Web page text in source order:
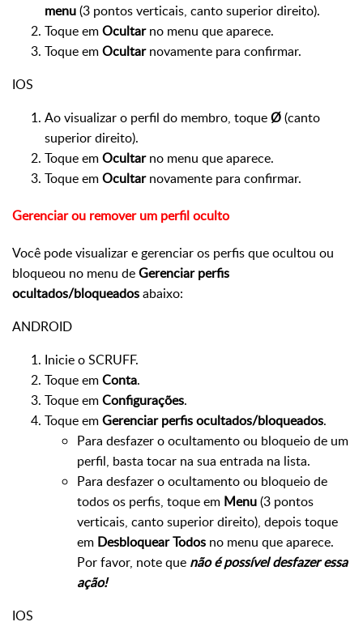
menu(3 pontos verticais, canto superior direito).
Toque emOcultarno menu que aparece.
Toque emOcultarnovamente para confirmar.
IOS
Ao visualizar o perfil do membro, toqueØ(canto
superior direito).
Toque emOcultarno menu que aparece.
Toque emOcultarnovamente para confirmar.
Gerenciar ou remover um perfil oculto
Você pode visualizar e gerenciar os perfis que ocultou ou
bloqueou no menu deGerenciar perfis
ocultados/bloqueadosabaixo:
ANDROID
Inicie o SCRUFF.
Toque emConta.
Toque emConfigurações.
Toque emGerenciar perfis ocultados/bloqueados.
Para desfazer o ocultamento ou bloqueio de um
perfil, basta tocar na sua entrada na lista.
Para desfazer o ocultamento ou bloqueio de
todos os perfis, toque em Menu(3 pontos
verticais, canto superior direito), depois toque
em Desbloquear Todos no menu que aparece.
Por favor, note que não é possível desfazer essa
ação!
IOS